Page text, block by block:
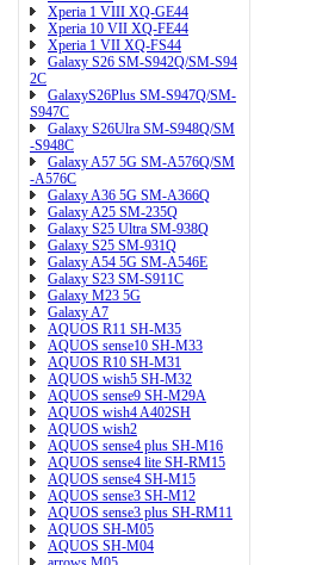
Xperia 1 VIII XQ-GE44
Xperia 10 VII XQ-FE44
Xperia 1 VII XQ-FS44
Galaxy S26 SM-S942Q/SM-S94
2C
GalaxyS26Plus SM-S947Q/SM-
S947C
Galaxy S26Ulra SM-S948Q/SM
-S948C
Galaxy A57 5G SM-A576Q/SM
-A576C
Galaxy A36 5G SM-A366Q
Galaxy A25 SM-235Q
Galaxy S25 Ultra SM-938Q
Galaxy S25 SM-931Q
Galaxy A54 5G SM-A546E
Galaxy S23 SM-S911C
Galaxy M23 5G
Galaxy A7
AQUOS R11 SH-M35
AQUOS sense10 SH-M33
AQUOS R10 SH-M31
AQUOS wish5 SH-M32
AQUOS sense9 SH-M29A
AQUOS wish4 A402SH
AQUOS wish2
AQUOS sense4 plus SH-M16
AQUOS sense4 lite SH-RM15
AQUOS sense4 SH-M15
AQUOS sense3 SH-M12
AQUOS sense3 plus SH-RM11
AQUOS SH-M05
AQUOS SH-M04